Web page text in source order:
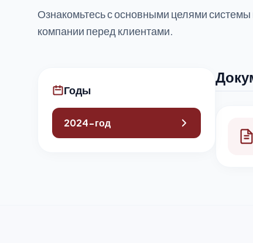
Ознакомьтесь с основными целями
компании перед клиентами.
Годы
2024-год